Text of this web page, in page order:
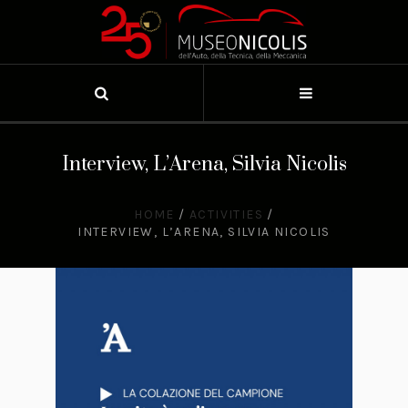
Interview, L’Arena, Silvia Nicolis
HOME / ACTIVITIES /
INTERVIEW, L’ARENA, SILVIA NICOLIS